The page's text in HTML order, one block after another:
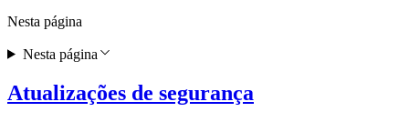
Atualizações de segurança
Nesta página
Nesta página